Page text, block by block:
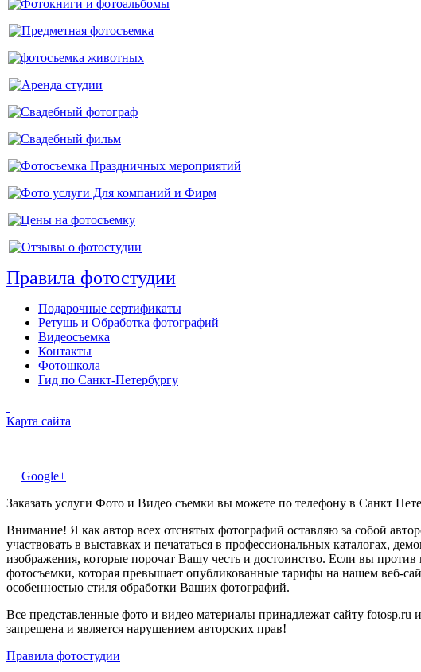
Правила фотостудии
Подарочные сертификаты
Ретушь и Обработка фотографий
Видеосъемка
Контакты
Фотошкола
Гид по Санкт-Петербургу
Карта сайта
Google+
Заказать услуги Фото и Видео съемки вы можете по телефону в Санкт
Внимание! Я как автор всех отснятых фотографий оставляю за собой
участвовать в выставках и печататься в профессиональных каталогах,
изображения, которые порочат Вашу честь и достоинство. Если вы
фотосъемки, которая превышает опубликованные тарифы на нашем веб-
особенностью стиля обработки Ваших фотографий.
Все представленные фото и видео материалы принадлежат сайту fotosp.ru
запрещена и является нарушением авторских прав!
Правила фотостудии